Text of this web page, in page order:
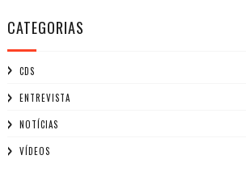
CATEGORIAS
CDS
ENTREVISTA
NOTÍCIAS
VÍDEOS